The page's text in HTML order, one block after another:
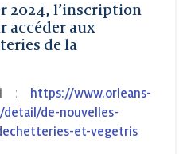
2024, l’inscription
accéder aux
de la
: https://www.orleans-
de-nouvelles-
et-vegetris